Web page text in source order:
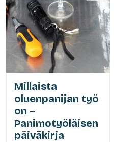
Millaista
oluenpanijan työ
on –
Panimotyöläisen
päiväkirja